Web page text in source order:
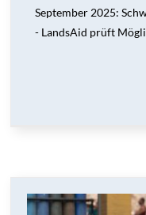
September 2025:
- LandsAid prüft